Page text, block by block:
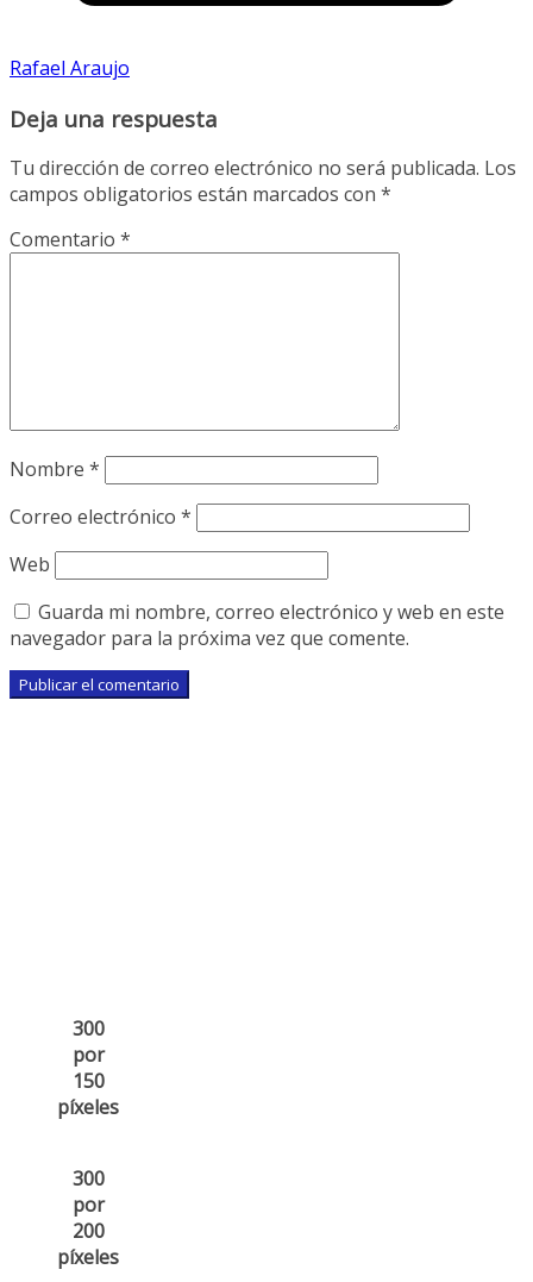
Rafael Araujo
Deja una respuesta
Tu dirección de correo electrónico no será publicada. Los
campos obligatorios están marcados con *
Comentario *
Nombre *
Correo electrónico *
Web
Guarda mi nombre, correo electrónico y web en este
navegador para la próxima vez que comente.
300
por
150
píxeles
300
por
200
píxeles